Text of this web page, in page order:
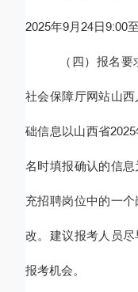
2025年9月24日9:00
（四）报名要
社会保障厅网站山
础信息以山西省
名时填报确认的信息
充招聘岗位中的一个
改。建议报考人员
报考机会。